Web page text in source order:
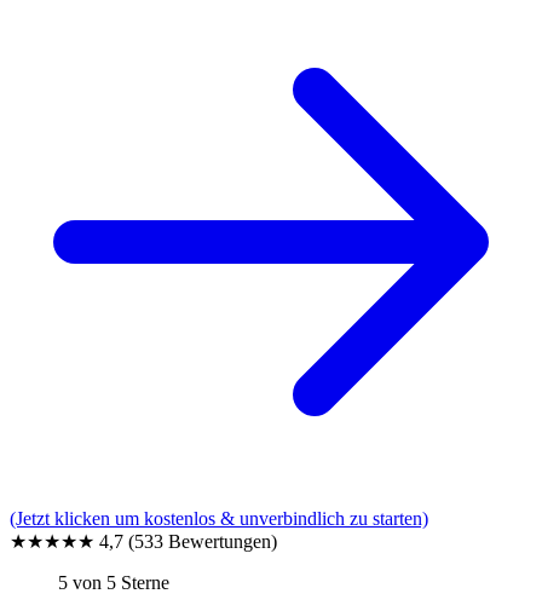
(Jetzt klicken um kostenlos & unverbindlich zu starten)
★★★★★ 4,7 (533 Bewertungen)
5 von 5 Sterne